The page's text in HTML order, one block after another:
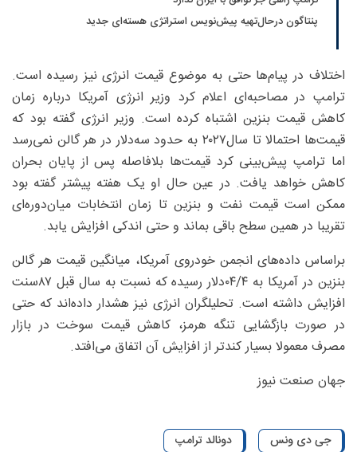
پنتاگون درحال‌تهیه پیش‌نویس استراتژی هسته‌ای جدید
اختلاف در پیام‌ها حتی به موضوع قیمت انرژی نیز رسیده است.
ترامپ در مصاحبه‌ای اعلام کرد وزیر انرژی آمریکا درباره زمان
کاهش قیمت بنزین اشتباه کرده است. وزیر انرژی گفته بود که
قیمت‌ها احتمالا تا سال۲۰۲۷ به حدود سه‌دلار در هر گالن نمی‌رسد
اما ترامپ پیش‌بینی کرد قیمت‌ها بلافاصله پس از پایان بحران
کاهش خواهد یافت. در عین حال او یک هفته پیشتر گفته بود
ممکن است قیمت نفت و بنزین تا زمان انتخابات میان‌دوره‌ای
تقریبا در همین سطح باقی بماند و حتی اندکی افزایش یابد.
براساس داده‌های انجمن خودروی آمریکا، میانگین قیمت هر گالن
بنزین در آمریکا به ۰۴/۴‌دلار رسیده که نسبت به سال قبل ۸۷سنت
افزایش داشته است. تحلیلگران انرژی نیز هشدار داده‌اند که حتی
در صورت بازگشایی تنگه هرمز، کاهش قیمت سوخت در بازار
مصرف معمولا بسیار کندتر از افزایش آن اتفاق می‌افتد.
جهان صنعت نیوز
جی دی ونس
دونالد ترامپ